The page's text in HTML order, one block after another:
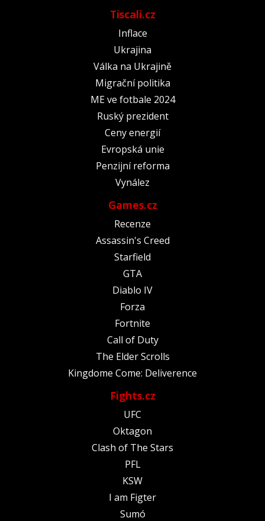
Tiscali.cz
Inflace
Ukrajina
Válka na Ukrajině
Migrační politika
ME ve fotbale 2024
Ruský prezident
Ceny energií
Evropská unie
Penzijní reforma
Vynález
Games.cz
Recenze
Assassin's Creed
Starfield
GTA
Diablo IV
Forza
Fortnite
Call of Duty
The Elder Scrolls
Kingdome Come: Deliverence
Fights.cz
UFC
Oktagon
Clash of The Stars
PFL
KSW
I am Figter
Sumó